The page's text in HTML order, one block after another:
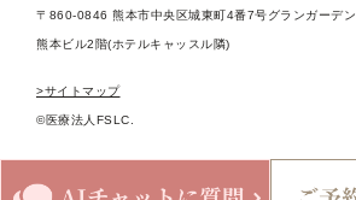
〒860-0846 熊本市中央区城東町4番7号グランガーデン
熊本ビル2階(ホテルキャッスル隣)
>サイトマップ
©医療法人FSLC.